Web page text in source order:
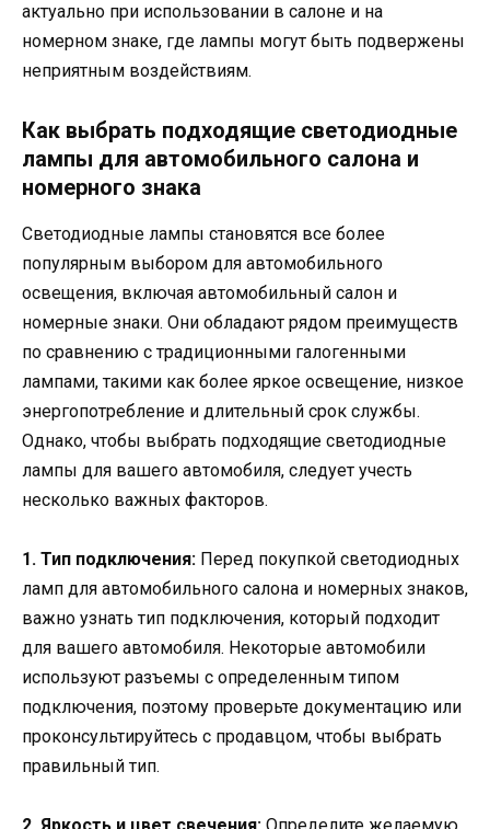
актуально при использовании в салоне и на
номерном знаке, где лампы могут быть подвержены
неприятным воздействиям.
Как выбрать подходящие светодиодные
лампы для автомобильного салона и
номерного знака
Светодиодные лампы становятся все более
популярным выбором для автомобильного
освещения, включая автомобильный салон и
номерные знаки. Они обладают рядом преимуществ
по сравнению с традиционными галогенными
лампами, такими как более яркое освещение, низкое
энергопотребление и длительный срок службы.
Однако, чтобы выбрать подходящие светодиодные
лампы для вашего автомобиля, следует учесть
несколько важных факторов.
1. Тип подключения: Перед покупкой светодиодных
ламп для автомобильного салона и номерных знаков,
важно узнать тип подключения, который подходит
для вашего автомобиля. Некоторые автомобили
используют разъемы с определенным типом
подключения, поэтому проверьте документацию или
проконсультируйтесь с продавцом, чтобы выбрать
правильный тип.